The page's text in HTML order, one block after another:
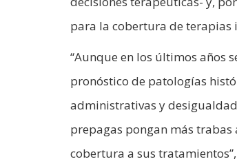
para la cobertura de terapias
“Aunque en los últimos años
pronóstico de patologías
administrativas y
prepagas pongan más
cobertura a sus